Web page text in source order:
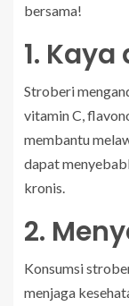
bersama!
1.
Stroberi
vitamin C,
membantu
dapat
kronis.
2.
Konsumsi
menjaga